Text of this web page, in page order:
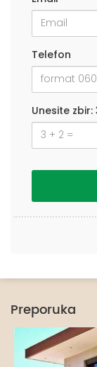
Telefon
Unesite zbir:
Preporuka